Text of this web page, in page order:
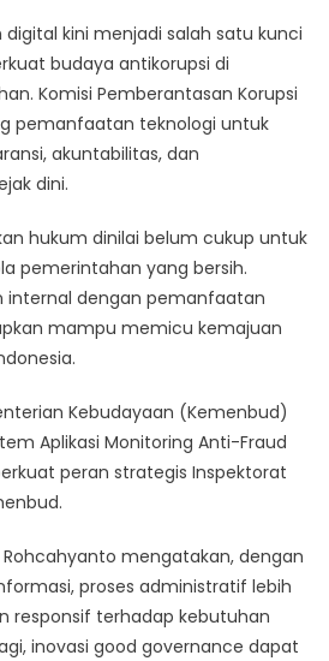
Digital
Jadi
Kunci
Penguatan
Budaya
digital kini menjadi salah satu kunci
budaya antikorupsi di
Komisi Pemberantasan Korupsi
pemanfaatan teknologi untuk
akuntabilitas, dan
dini.
hukum dinilai belum cukup untuk
pemerintahan yang bersih.
internal dengan pemanfaatan
mampu memicu kemajuan
Kebudayaan (Kemenbud)
Aplikasi Monitoring Anti-Fraud
peran strategis Inspektorat
Rohcahyanto mengatakan, dengan
proses administratif lebih
responsif terhadap kebutuhan
inovasi good governance dapat